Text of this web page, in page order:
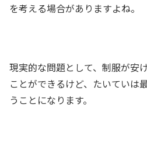
を考える場合がありますよね。
現実的な問題として、制服が安
ことができるけど、たいていは
うことになります。